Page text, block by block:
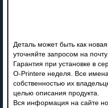
Деталь может быть как
уточняйте запросом на почту.
Гарантия при установке в
O-Printere неделя. Все
собственностью их
целью описания продукта.
Вся информация на сайте